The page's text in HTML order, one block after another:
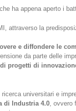
ha appena aperto i
attraverso la
e diffondere le
da parte delle
progetti di
universitari e
di Industria 4.0 ,